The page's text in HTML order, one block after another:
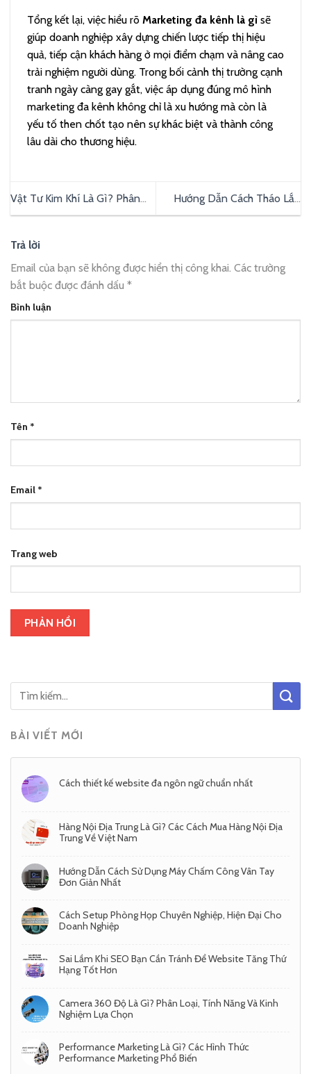
BÀI VIẾT MỚI
Cách thiết kế website đa ngôn ngữ chuẩn nhất
Hàng Nội Địa Trung Là Gì? Các Cách Mua Hàng Nội Địa
Trung Về Việt Nam
Hướng Dẫn Cách Sử Dụng Máy Chấm Công Vân Tay
Đơn Giản Nhất
Cách Setup Phòng Họp Chuyên Nghiệp, Hiện Đại Cho
Doanh Nghiệp
Sai Lầm Khi SEO Bạn Cần Tránh Để Website Tăng Thứ
Hạng Tốt Hơn
Camera 360 Độ Là Gì? Phân Loại, Tính Năng Và Kinh
Nghiệm Lựa Chọn
Performance Marketing Là Gì? Các Hình Thức
Performance Marketing Phổ Biến
Tổng kết lại, việc hiểu rõ Marketing đa kênh là gì sẽ
giúp doanh nghiệp xây dựng chiến lược tiếp thị hiệu
quả, tiếp cận khách hàng ở mọi điểm chạm và nâng cao
trải nghiệm người dùng. Trong bối cảnh thị trường cạnh
tranh ngày càng gay gắt, việc áp dụng đúng mô hình
marketing đa kênh không chỉ là xu hướng mà còn là
yếu tố then chốt tạo nên sự khác biệt và thành công
lâu dài cho thương hiệu.
Vật Tư Kim Khí Là Gì? Phân
Loại Và Ứng Dụng Phổ Biến
Hướng Dẫn Cách Tháo Lắp
Bàn Bida Đúng Kỹ Thuật Từ
Trả lời
Email của bạn sẽ không được hiển thị công khai. Các trường
bắt buộc được đánh dấu *
Bình luận
Tên *
Email *
Trang web